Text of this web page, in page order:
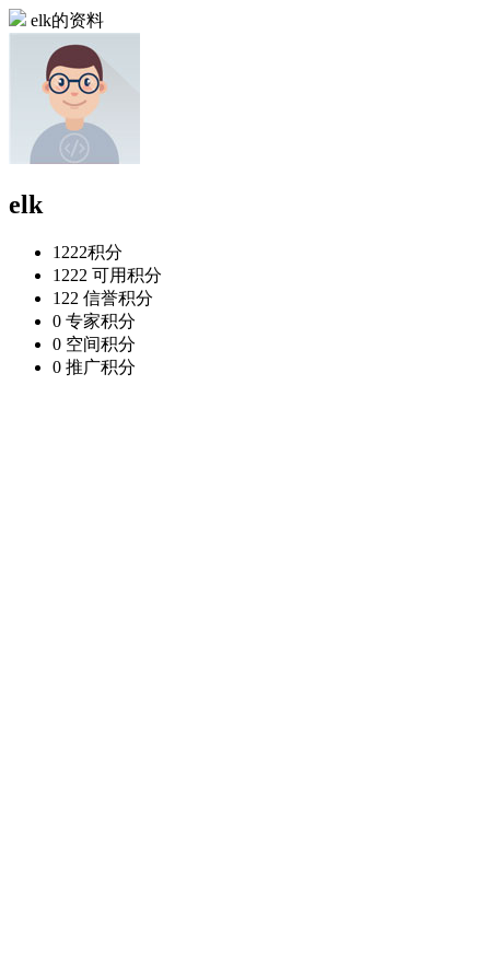
elk的资料
elk
1222积分
1222 可用积分
122 信誉积分
0 专家积分
0 空间积分
0 推广积分